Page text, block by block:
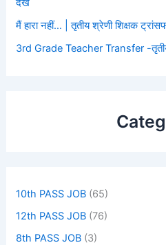
मैं हारा नहीं… | तृतीय श्रेणी शिक्षक
3rd Grade Teacher Transfer -
10th PASS JOB (65)
12th PASS JOB (76)
8th PASS JOB (3)